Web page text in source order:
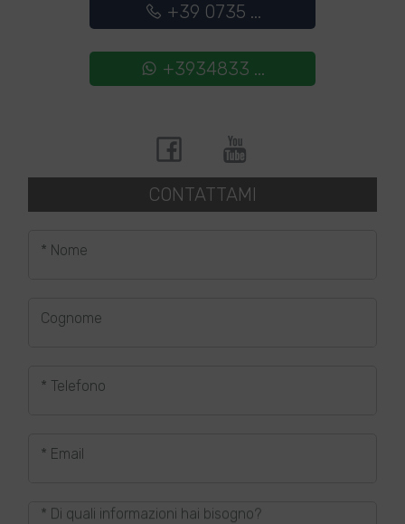
+39 0735 ...
+3934833 ...
CONTATTAMI
* Nome
Cognome
* Telefono
* Email
* Di quali informazioni hai bisogno?